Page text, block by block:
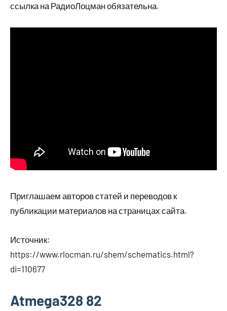
ссылка на РадиоЛоцман обязательна.
Приглашаем авторов статей и переводов к
публикации материалов на страницах сайта.
Источник:
https://www.rlocman.ru/shem/schematics.html?
di=110677
Atmega328 82